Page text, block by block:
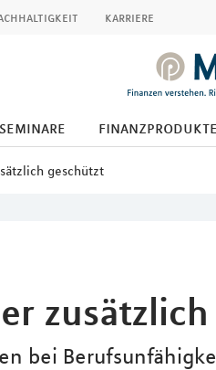
karriere
finanzprodukte
geschützt
bei